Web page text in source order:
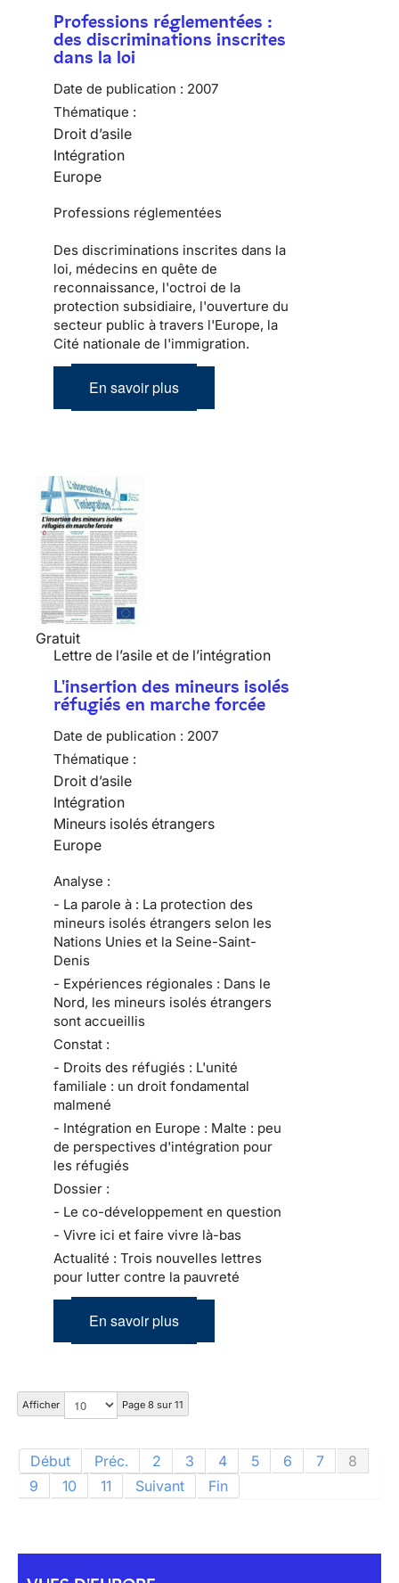
Professions réglementées :
des discriminations inscrites
dans la loi
Date de publication : 2007
Thématique :
Droit d’asile
Intégration
Europe
Professions réglementées
Des discriminations inscrites dans la
loi, médecins en quête de
reconnaissance, l'octroi de la
protection subsidiaire, l'ouverture du
secteur public à travers l'Europe, la
Cité nationale de l'immigration.
En savoir plus
Gratuit
Lettre de l’asile et de l’intégration
L'insertion des mineurs isolés
réfugiés en marche forcée
Date de publication : 2007
Thématique :
Droit d’asile
Intégration
Mineurs isolés étrangers
Europe
Analyse :
- La parole à : La protection des
mineurs isolés étrangers selon les
Nations Unies et la Seine-Saint-
Denis
- Expériences régionales : Dans le
Nord, les mineurs isolés étrangers
sont accueillis
Constat :
- Droits des réfugiés : L'unité
familiale : un droit fondamental
malmené
- Intégration en Europe : Malte : peu
de perspectives d'intégration pour
les réfugiés
Dossier :
- Le co-développement en question
- Vivre ici et faire vivre là-bas
Actualité : Trois nouvelles lettres
pour lutter contre la pauvreté
En savoir plus
Afficher Page 8 sur 11
Début Préc. 2 3 4 5 6 7
8
9
10 11 Suivant Fin